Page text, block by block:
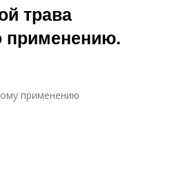
трава
применению.
применению